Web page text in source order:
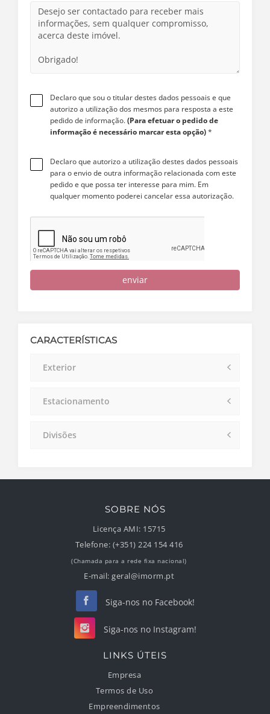
Declaro que sou o titular destes dados pessoais e que
autorizo a utilização dos mesmos para resposta a este
pedido de informação.(Para efetuar o pedido de
informação é necessário marcar esta opção)*
Declaro que autorizo a utilização destes dados pessoais
para o envio de outra informação relacionada com este
pedido e que possa ter interesse para mim. Em
qualquer momento poderei cancelar essa autorização.
enviar
CARACTERÍSTICAS
Exterior
Estacionamento
Divisões
SOBRE NÓS
Licença AMI: 15715
Telefone: (+351) 224 154 416
(Chamada para a rede fixa nacional)
E-mail: geral@imorm.pt
Siga-nos no Facebook!
Siga-nos no Instagram!
LINKS ÚTEIS
Empresa
Termos de Uso
Empreendimentos